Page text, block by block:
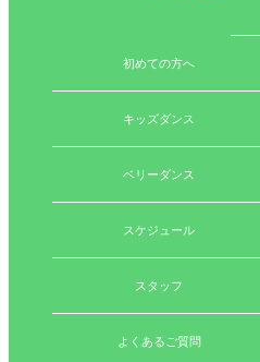
初めての方へ
キッズダンス
ベリーダンス
スケジュール
スタッフ
よくあるご質問